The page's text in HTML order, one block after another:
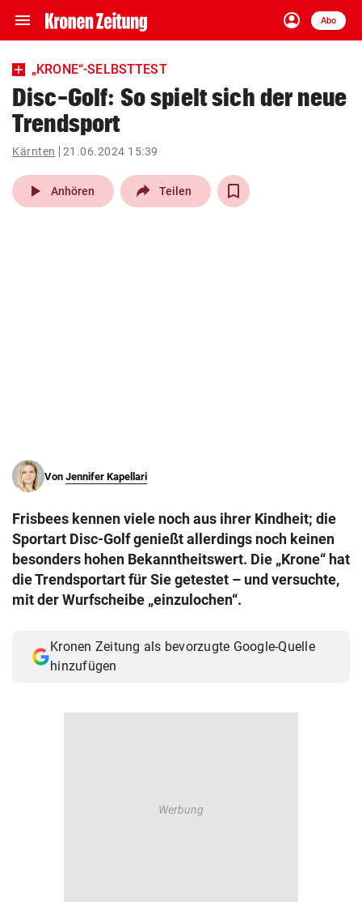
menu Navigation
ein-/ausklappen
account_circle
Anmelden
Abo
close Schließen
account_circle Anmelden
pin_drop
Wien arrow_right
„KRONE“-SELBSTTEST
Disc-Golf: So spielt sich der neue
Trendsport
Kärnten 21.06.2024 15:39
play_arrow Anhören Teilen
Von Jennifer Kapellari
Frisbees kennen viele noch aus ihrer Kindheit; die
Sportart Disc-Golf genießt allerdings noch keinen
besonders hohen Bekanntheitswert. Die „Krone“ hat
die Trendsportart für Sie getestet – und versuchte,
mit der Wurfscheibe „einzulochen“.
Kronen Zeitung als bevorzugte Google-Quelle
hinzufügen